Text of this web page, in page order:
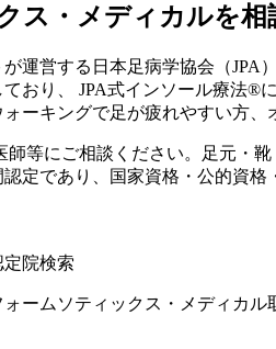
ス・メディカルを相
運営する日本足病学協会（JPA
おり、 JPA式インソール療法
ーキングで足が疲れやすい方
等にご相談ください。足元・
定であり、国家資格・公的資格
院検索
ームソティックス・メディカル